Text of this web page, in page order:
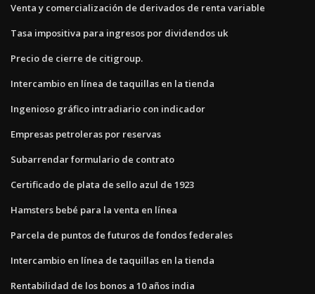
Venta y comercialización de derivados de renta variable
Tasa impositiva para ingresos por dividendos uk
Precio de cierre de citigroup.
Intercambio en línea de taquillas en la tienda
Ingenioso gráfico intradiario con indicador
Empresas petroleras por reservas
Subarrendar formulario de contrato
Certificado de plata de sello azul de 1923
Hamsters bebé para la venta en línea
Parcela de puntos de futuros de fondos federales
Intercambio en línea de taquillas en la tienda
Rentabilidad de los bonos a 10 años india